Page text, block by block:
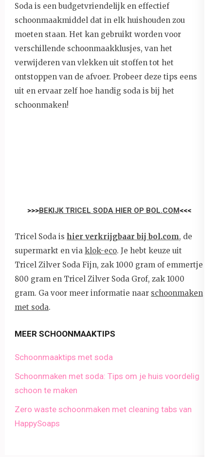
Soda is een budgetvriendelijk en effectief
schoonmaakmiddel dat in elk huishouden zou
moeten staan. Het kan gebruikt worden voor
verschillende schoonmaakklusjes, van het
verwijderen van vlekken uit stoffen tot het
ontstoppen van de afvoer. Probeer deze tips eens
uit en ervaar zelf hoe handig soda is bij het
schoonmaken!
>>>BEKIJK TRICEL SODA HIER OP BOL.COM<<<
Tricel Soda is hier verkrijgbaar bij bol.com, de
supermarkt en via klok-eco. Je hebt keuze uit
Tricel Zilver Soda Fijn, zak 1000 gram of emmertje
800 gram en Tricel Zilver Soda Grof, zak 1000
gram. Ga voor meer informatie naar schoonmaken
met soda.
MEER SCHOONMAAKTIPS
Schoonmaaktips met soda
Schoonmaken met soda: Tips om je huis voordelig
schoon te maken
Zero waste schoonmaken met cleaning tabs van
HappySoaps